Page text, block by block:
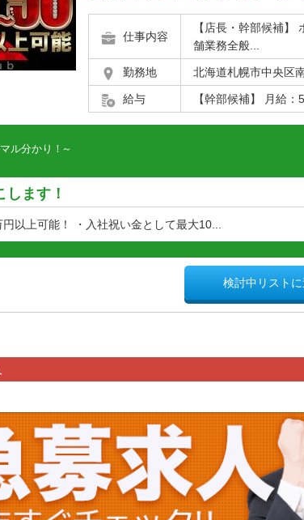
仕事内容
【店長・幹部候補】
舗業務全般...
勤務地 北海道札幌市中央区
給与 【幹部候補】 月給
ル分かり！
ます！
以上可能！ ・入社祝い金として最大10...
検討中リスト